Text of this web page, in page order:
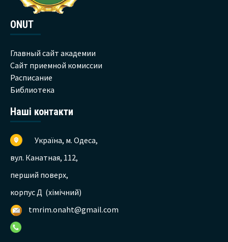
ONUT
Главный сайт академии
Сайт приемной комиссии
Расписание
Библиотека
Наші контакти
Україна, м. Одеса,
вул. Канатная, 112,
перший поверх,
корпус Д (хімічний)
tmrim.onaht@gmail.com